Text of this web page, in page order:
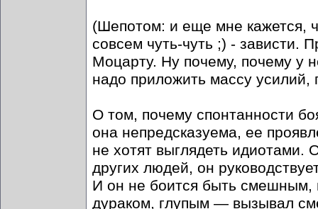
(Шепотом: и еще мне кажется,
совсем чуть-чуть ;) - зависти.
Моцарту. Ну почему, почему у
надо приложить массу усилий,
О том, почему спонтанности
она непредсказуема, ее
не хотят выглядеть идиотами.
других людей, он
И он не боится быть смешным,
дураком, глупым — вызывал